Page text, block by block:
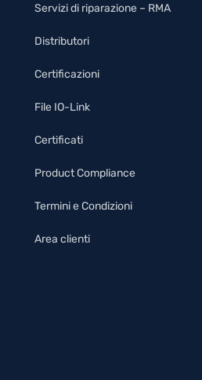
Servizi di riparazione – RMA
Distributori
Certificazioni
File IO-Link
Certificati
Product Compliance
Termini e Condizioni
Area clienti